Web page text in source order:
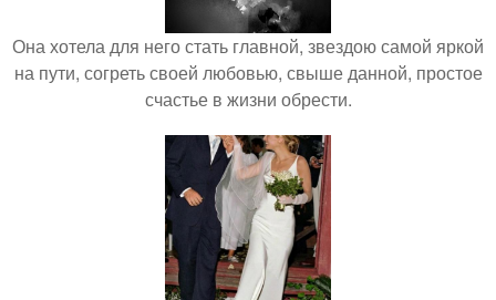
Она хотела для него стать главной, звездою самой яркой
на пути, согреть своей любовью, свыше данной, простое
счастье в жизни обрести.